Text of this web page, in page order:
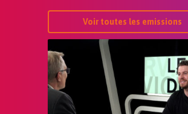
Voir toutes les emissions